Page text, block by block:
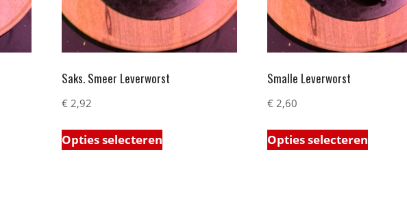
Saks. Smeer Leverworst
€2,92
Opties selecteren
Smalle Leverworst
€2,60
Opties selecteren